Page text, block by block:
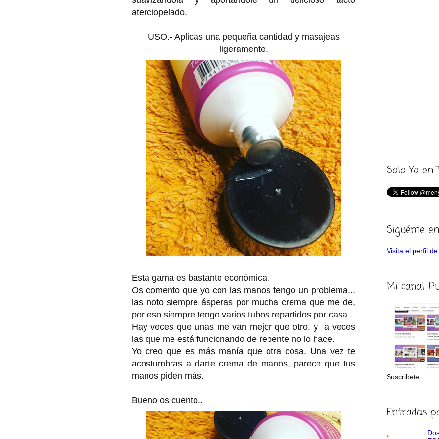
aterciopelado.
USO.- Aplicas una pequeña cantidad y masajeas
ligeramente.
Esta gama es bastante económica.
Os comento que yo con las manos tengo un problema...
las noto siempre ásperas por mucha crema que me de,
por eso siempre tengo varios tubos repartidos por casa.
Hay veces que unas me van mejor que otro, y a veces
las que me está funcionando de repente no lo hace.
Yo creo que es más manía que otra cosa. Una vez te
acostumbras a darte crema de manos, parece que tus
manos piden más.
Bueno os cuento..
Solo Yo en
Siguéme
Visita el perfil
Mi canal.
Suscribete
Entradas